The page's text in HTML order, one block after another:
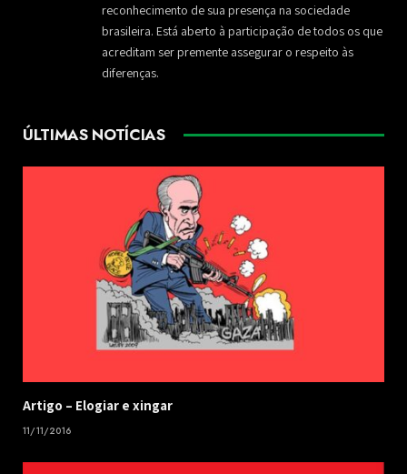
reconhecimento de sua presença na sociedade
brasileira. Está aberto à participação de todos os que
acreditam ser premente assegurar o respeito às
diferenças.
ÚLTIMAS NOTÍCIAS
​Artigo – ​Elogiar e xingar
11/11/2016